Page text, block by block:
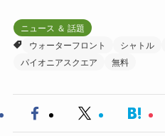
ニュース ＆ 話題
ウォーターフロント
シャトル
パイオニアスクエア
無料